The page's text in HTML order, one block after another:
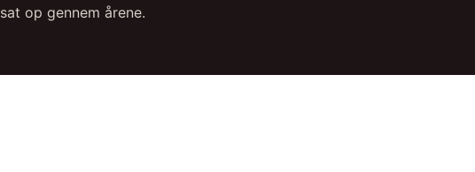
op gennem årene.